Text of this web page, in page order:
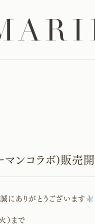
マンコラボ)販売
にありがとうございます
）まで